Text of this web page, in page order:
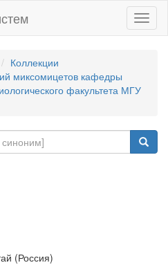
Коллекции
миксомицетов кафедры
факультета МГУ
(Россия)